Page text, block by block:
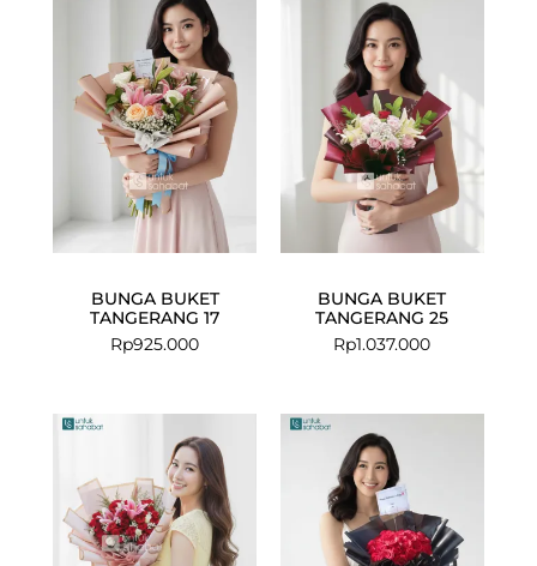
BUNGA BUKET
TANGERANG 17
Rp925.000
BUNGA BUKET
TANGERANG 25
Rp1.037.000